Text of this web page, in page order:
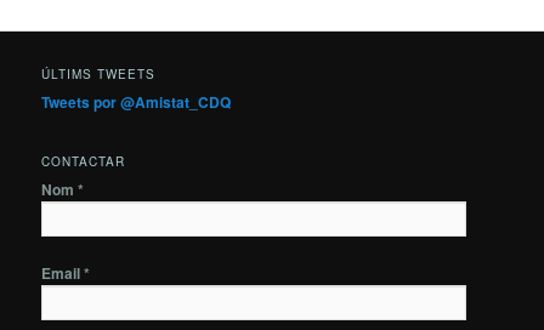
ÚLTIMS TWEETS
Tweets por @Amistat_CDQ
CONTACTAR
Nom *
Email *